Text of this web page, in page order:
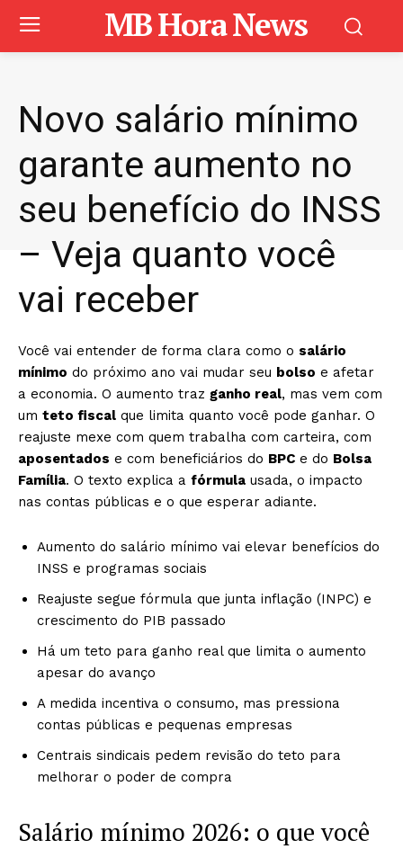
MB Hora News
Novo salário mínimo
garante aumento no
seu benefício do INSS
– Veja quanto você
vai receber
Você vai entender de forma clara como o salário
mínimo do próximo ano vai mudar seu bolso e afetar
a economia. O aumento traz ganho real, mas vem com
um teto fiscal que limita quanto você pode ganhar. O
reajuste mexe com quem trabalha com carteira, com
aposentados e com beneficiários do BPC e do Bolsa
Família. O texto explica a fórmula usada, o impacto
nas contas públicas e o que esperar adiante.
Aumento do salário mínimo vai elevar benefícios do
INSS e programas sociais
Reajuste segue fórmula que junta inflação (INPC) e
crescimento do PIB passado
Há um teto para ganho real que limita o aumento
apesar do avanço
A medida incentiva o consumo, mas pressiona
contas públicas e pequenas empresas
Centrais sindicais pedem revisão do teto para
melhorar o poder de compra
Salário mínimo 2026: o que você